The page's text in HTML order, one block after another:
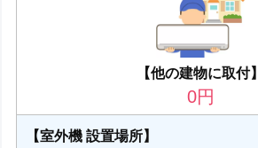
【他の建物に取付】
0円
【室外機 設置場所】